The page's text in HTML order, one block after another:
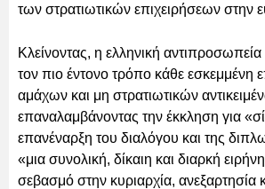
των στρατιωτικών επιχειρήσεων στην
Κλείνοντας, η ελληνική
τον πιο έντονο τρόπο κάθε εσκεμμένη
αμάχων και μη στρατιωτικών
επαναλαμβάνοντας την έκκληση για
επανέναρξη του διαλόγου και της
«μια συνολική, δίκαιη και διαρκή
σεβασμό στην κυριαρχία, ανεξαρτησία